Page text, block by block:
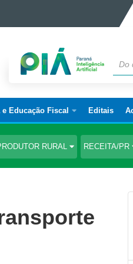
Educação Fiscal Editais
RURAL RECEITA/PR